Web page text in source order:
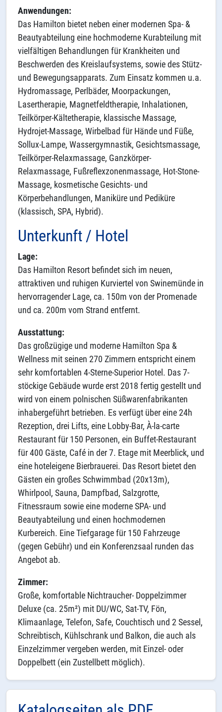
Anwendungen:
Das Hamilton bietet neben einer modernen Spa- &
Beautyabteilung eine hochmoderne Kurabteilung mit
vielfältigen Behandlungen für Krankheiten und
Beschwerden des Kreislaufsystems, sowie des Stütz-
und Bewegungsapparats. Zum Einsatz kommen u.a.
Hydromassage, Perlbäder, Moorpackungen,
Lasertherapie, Magnetfeldtherapie, Inhalationen,
Teilkörper-Kältetherapie, klassische Massage,
Hydrojet-Massage, Wirbelbad für Hände und Füße,
Sollux-Lampe, Wassergymnastik, Gesichtsmassage,
Teilkörper-Relaxmassage, Ganzkörper-
Relaxmassage, Fußreflexzonenmassage, Hot-Stone-
Massage, kosmetische Gesichts- und
Körperbehandlungen, Maniküre und Pediküre
(klassisch, SPA, Hybrid).
Unterkunft / Hotel
Lage:
Das Hamilton Resort befindet sich im neuen,
attraktiven und ruhigen Kurviertel von Swinemünde in
hervorragender Lage, ca. 150m von der Promenade
und ca. 200m vom Strand entfernt.
Ausstattung:
Das großzügige und moderne Hamilton Spa &
Wellness mit seinen 270 Zimmern entspricht einem
sehr komfortablen 4-Sterne-Superior Hotel. Das 7-
stöckige Gebäude wurde erst 2018 fertig gestellt und
wird von einem polnischen Süßwarenfabrikanten
inhabergeführt betrieben. Es verfügt über eine 24h
Rezeption, drei Lifts, eine Lobby-Bar, À-la-carte
Restaurant für 150 Personen, ein Buffet-Restaurant
für 400 Gäste, Café in der 7. Etage mit Meerblick, und
eine hoteleigene Bierbrauerei. Das Resort bietet den
Gästen ein großes Schwimmbad (20x13m),
Whirlpool, Sauna, Dampfbad, Salzgrotte,
Fitnessraum sowie eine moderne SPA- und
Beautyabteilung und einen hochmodernen
Kurbereich. Eine Tiefgarage für 150 Fahrzeuge
(gegen Gebühr) und ein Konferenzsaal runden das
Angebot ab.
Zimmer:
Große, komfortable Nichtraucher- Doppelzimmer
Deluxe (ca. 25m²) mit DU/WC, Sat-TV, Fön,
Klimaanlage, Telefon, Safe, Couchtisch und 2 Sessel,
Schreibtisch, Kühlschrank und Balkon, die auch als
Einzelzimmer vergeben werden, mit Einzel- oder
Doppelbett (ein Zustellbett möglich).